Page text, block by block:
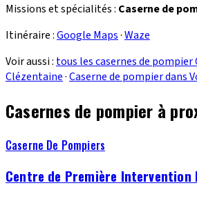
Missions et spécialités : Caserne de
Itinéraire :Google Maps·Waze
Voir aussi : tous les casernes de pompier
Clézentaine·Caserne de pompier dans
Casernes de pompier à
Caserne De Pompiers
Centre de Première Intervention